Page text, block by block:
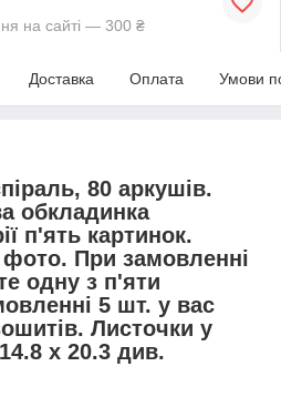
на сайті — 300 ₴
Доставка Оплата Умови
80 аркушів.
обкладинка
п'ять картинок.
фото. При замовленні
одну з п'яти
5 шт. у вас
Листочки у
х 20.3 див.